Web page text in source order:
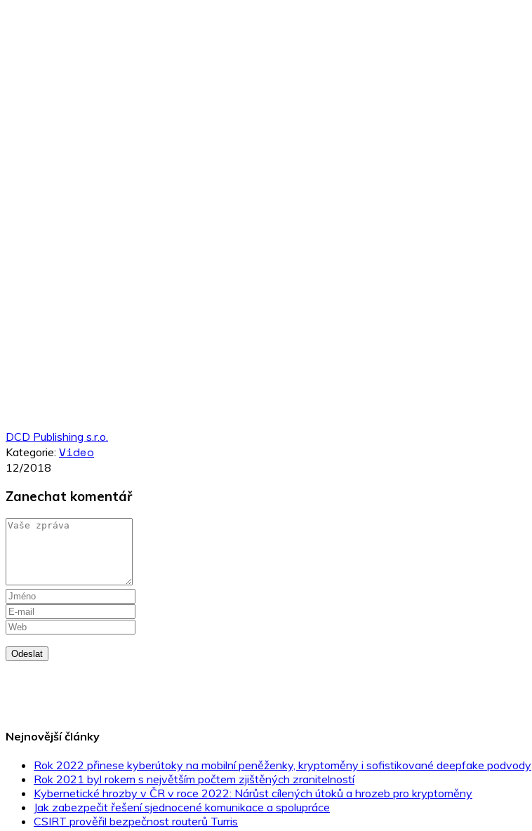
DCD Publishing s.r.o.
Kategorie: Video
12/2018
Zanechat komentář
Odeslat
Nejnovější články
Rok 2022 přinese kyberútoky na mobilní peněženky, kryptoměny i sofistikované deepfake podvody
Rok 2021 byl rokem s největším počtem zjištěných zranitelností
Kybernetické hrozby v ČR v roce 2022: Nárůst cílených útoků a hrozeb pro kryptoměny
Jak zabezpečit řešení sjednocené komunikace a spolupráce
CSIRT prověřil bezpečnost routerů Turris